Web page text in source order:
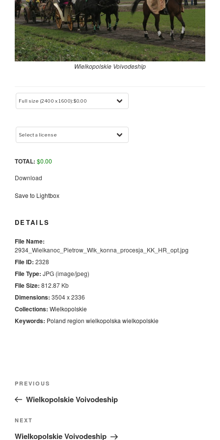
Wielkopolskie Voivodeship
TOTAL: $0.00
Download
Save to Lightbox
DETAILS
File Name:
2934_Wielkanoc_Pietrow_Wlk_konna_procesja_KK_HR_opt.jpg
File ID: 2328
File Type: JPG (image/jpeg)
File Size: 812.87 Kb
Dimensions: 3504 x 2336
Collections: Wielkopolskie
Keywords: Poland region wielkopolska wielkopolskie
Previous
Post
PREVIOUS
Wielkopolskie Voivodeship
Next
Post
NEXT
Wielkopolskie Voivodeship